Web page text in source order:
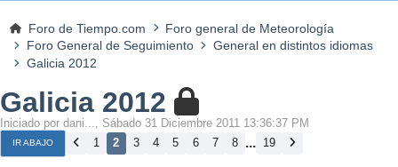
Foro de Tiempo.com
Foro general de Meteorología
Foro General de Seguimiento
General en distintos idiomas
Galicia 2012
Galicia 2012
Iniciado por dani..., Sábado 31 Diciembre 2011 13:36:37 PM
IR ABAJO 1 2 3 4 5 6 7 8 ... 19